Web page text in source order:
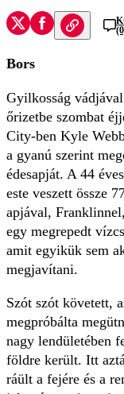
Bors
Gyilkosság
őrizetbe szombat
City-ben Kyle
a gyanú szerint
édesapját. A 44
este veszett össze
apjával,
egy megrepedt
amit egyikük sem
megjavítani.
Szót szót követett,
megpróbálta
nagy lendületében
földre került. Itt
ráült a fejére és a